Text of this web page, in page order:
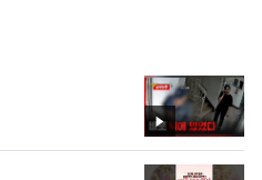
영
상